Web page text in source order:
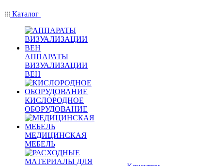
Каталог
АППАРАТЫ
ВИЗУАЛИЗАЦИИ
ВЕН
КИСЛОРОДНОЕ
ОБОРУДОВАНИЕ
МЕДИЦИНСКАЯ
МЕБЕЛЬ